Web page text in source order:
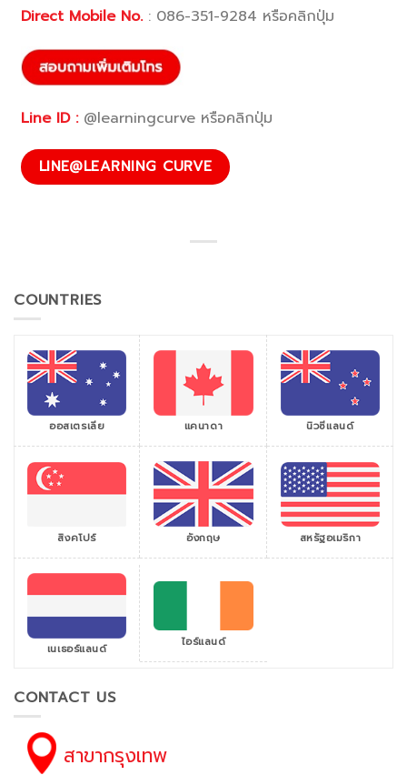
Direct Mobile No.: 086-351-9284 หรือคลิกปุ่ม
Line ID :@learningcurve หรือคลิกปุ่ม
LINE@LEARNING CURVE
COUNTRIES
ออสเตรเลีย แคนาดา นิวซีแลนด์
สิงคโปร์ อังกฤษ สหรัฐอเมริกา
เนเธอร์แลนด์ ไอร์แลนด์
CONTACT US
สาขากรุงเทพ